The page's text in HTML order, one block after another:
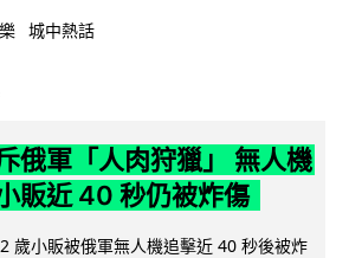
城中熱話
俄軍「人肉狩獵」 無人機
販近 40 秒仍被炸傷
歲小販被俄軍無人機追擊近 40 秒後被炸